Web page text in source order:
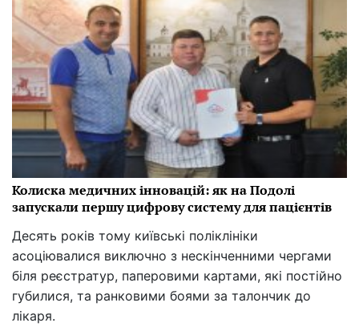
Колиска медичних інновацій: як на Подолі
запускали першу цифрову систему для пацієнтів
Десять років тому київські поліклініки
асоціювалися виключно з нескінченними чергами
біля реєстратур, паперовими картами, які постійно
губилися, та ранковими боями за талончик до
лікаря.